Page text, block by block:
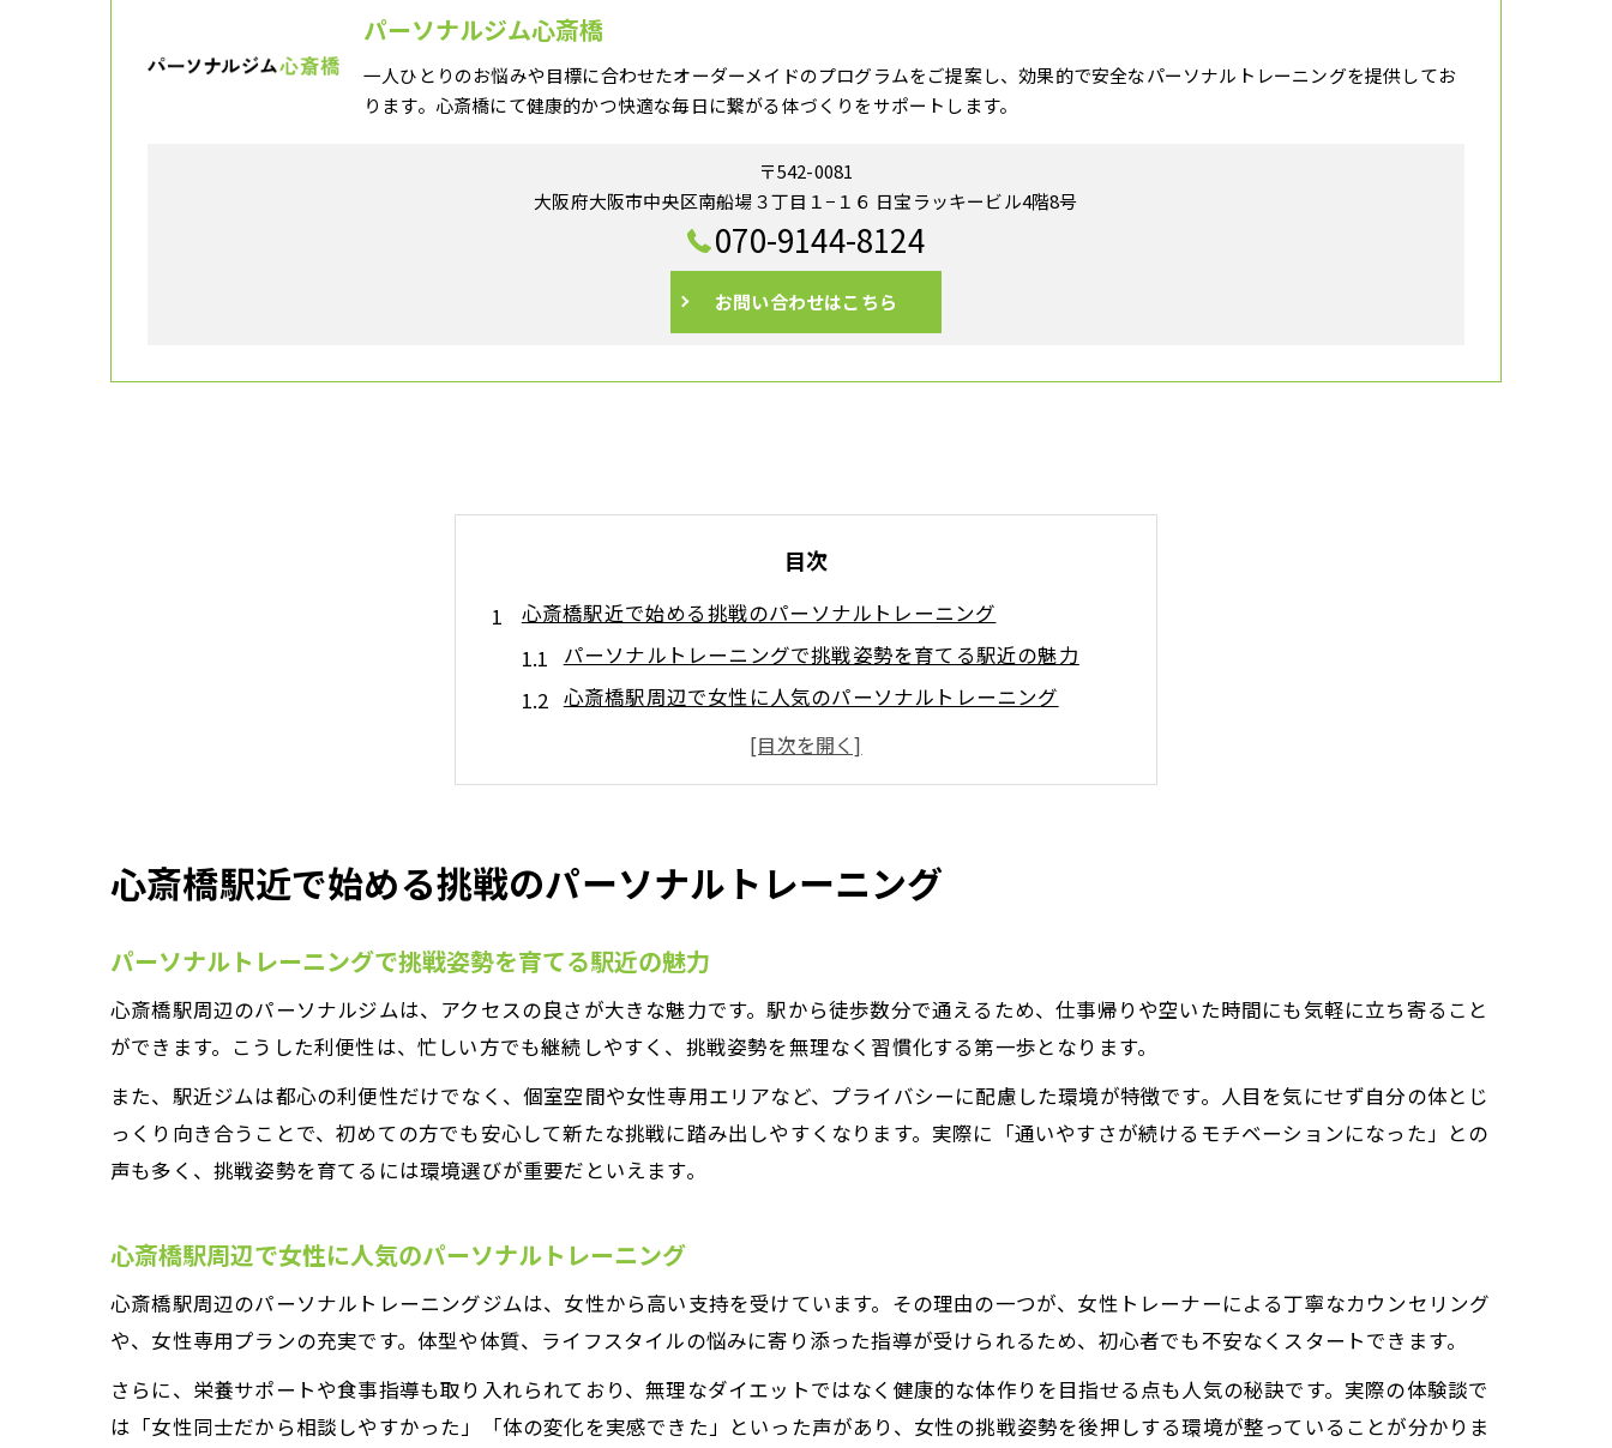
パーソナルジム心斎橋
一人ひとりのお悩みや目標に合わせたオーダーメイドのプログラムをご提案し、効果的で安全なパーソナルトレーニングを提供してお
ります。心斎橋にて健康的かつ快適な毎日に繋がる体づくりをサポートします。
〒542-0081
大阪府大阪市中央区南船場３丁目１−１６ 日宝ラッキービル4階8号
070-9144-8124
お問い合わせはこちら
目次
心斎橋駅近で始める挑戦のパーソナルトレーニング
パーソナルトレーニングで挑戦姿勢を育てる駅近の魅力
心斎橋駅周辺で女性に人気のパーソナルトレーニング
パーソナルトレーニング挑戦姿勢が理想の体型へ導く理由
通いやすさが継続のカギになるパーソナルトレーニング環境
理想に近づくための挑戦姿勢とは
挑戦姿勢がパーソナルトレーニング成功の原動力に
理想の体型へ近づくパーソナルトレーニングの秘訣
女性におすすめの挑戦姿勢を育てる習慣作り
習慣化しやすいパーソナルトレーニングの工夫
パーソナルトレーニングで続く理想への第一歩
パーソナルトレーニングで生活リズムを整える方法
女性向けパーソナルトレーニングの続けやすさとは
心斎橋駅近で始める挑戦のパーソナルトレーニング
パーソナルトレーニングで挑戦姿勢を育てる駅近の魅力
心斎橋駅周辺のパーソナルジムは、アクセスの良さが大きな魅力です。駅から徒歩数分で通えるため、仕事帰りや空いた時間にも気軽に立ち寄ること
ができます。こうした利便性は、忙しい方でも継続しやすく、挑戦姿勢を無理なく習慣化する第一歩となります。
また、駅近ジムは都心の利便性だけでなく、個室空間や女性専用エリアなど、プライバシーに配慮した環境が特徴です。人目を気にせず自分の体とじ
っくり向き合うことで、初めての方でも安心して新たな挑戦に踏み出しやすくなります。実際に「通いやすさが続けるモチベーションになった」との
声も多く、挑戦姿勢を育てるには環境選びが重要だといえます。
心斎橋駅周辺で女性に人気のパーソナルトレーニング
心斎橋駅周辺のパーソナルトレーニングジムは、女性から高い支持を受けています。その理由の一つが、女性トレーナーによる丁寧なカウンセリング
や、女性専用プランの充実です。体型や体質、ライフスタイルの悩みに寄り添った指導が受けられるため、初心者でも不安なくスタートできます。
さらに、栄養サポートや食事指導も取り入れられており、無理なダイエットではなく健康的な体作りを目指せる点も人気の秘訣です。実際の体験談で
は「女性同士だから相談しやすかった」「体の変化を実感できた」といった声があり、女性の挑戦姿勢を後押しする環境が整っていることが分かりま